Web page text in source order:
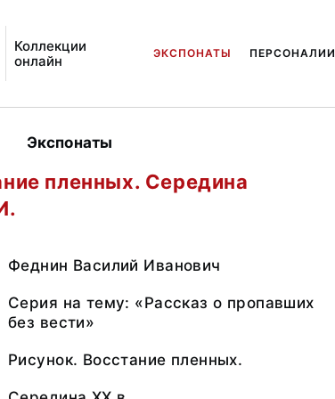
Коллекции
онлайн
ЭКСПОНАТЫ ПЕРСОНАЛИИ
Экспонаты
пленных. Середина
Феднин Василий Иванович
Серия на тему: «Рассказ о пропавших
без вести»
Рисунок. Восстание пленных.